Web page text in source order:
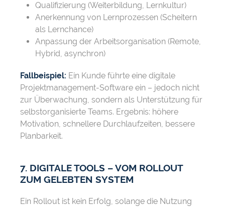
Qualifizierung (Weiterbildung, Lernkultur)
Anerkennung von Lernprozessen (Scheitern
als Lernchance)
Anpassung der Arbeitsorganisation (Remote,
Hybrid, asynchron)
Fallbeispiel: Ein Kunde führte eine digitale
Projektmanagement-Software ein – jedoch nicht
zur Überwachung, sondern als Unterstützung für
selbstorganisierte Teams. Ergebnis: höhere
Motivation, schnellere Durchlaufzeiten, bessere
Planbarkeit.
7. DIGITALE TOOLS – VOM ROLLOUT
ZUM GELEBTEN SYSTEM
Ein Rollout ist kein Erfolg, solange die Nutzung